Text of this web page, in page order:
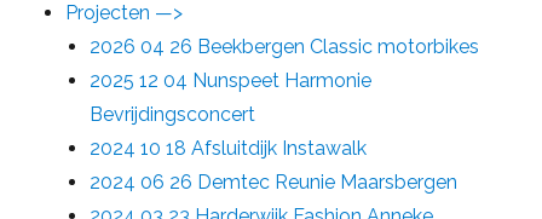
Projecten —>
2026 04 26 Beekbergen Classic motorbikes
2025 12 04 Nunspeet Harmonie
Bevrijdingsconcert
2024 10 18 Afsluitdijk Instawalk
2024 06 26 Demtec Reunie Maarsbergen